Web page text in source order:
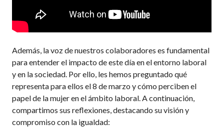
Además, la voz de nuestros colaboradores es fundamental
para entender el impacto de este día en el entorno laboral
y en la sociedad. Por ello, les hemos preguntado qué
representa para ellos el 8 de marzo y cómo perciben el
papel de la mujer en el ámbito laboral. A continuación,
compartimos sus reflexiones, destacando su visión y
compromiso con la igualdad: